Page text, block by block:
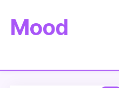
Mood